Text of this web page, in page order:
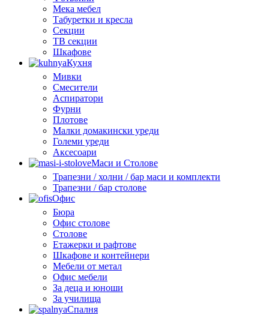
Мека мебел
Табуретки и кресла
Секции
ТВ секции
Шкафове
Кухня
Мивки
Смесители
Аспиратори
Фурни
Плотове
Малки домакински уреди
Големи уреди
Аксесоари
Маси и Столове
Трапезни / холни / бар маси и комплекти
Трапезни / бар столове
Офис
Бюра
Офис столове
Столове
Етажерки и рафтове
Шкафове и контейнери
Мебели от метал
Офис мебели
За деца и юноши
За училища
Спалня